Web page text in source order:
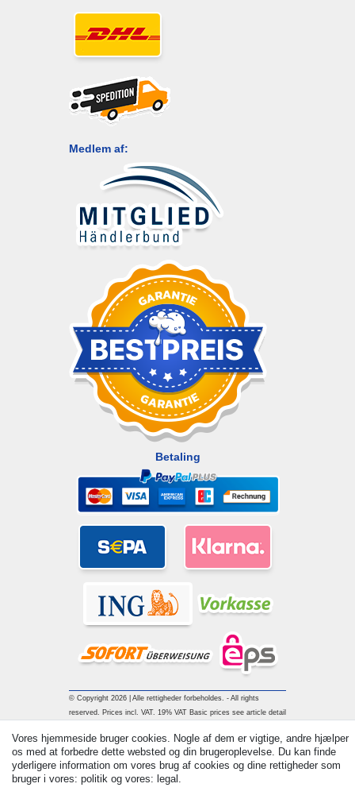
Medlem af:
Betaling
© Copyright 2026 | Alle rettigheder forbeholdes. - All rights
reserved. Prices incl. VAT. 19% VAT Basic prices see article detail
Vores hjemmeside bruger cookies. Nogle af dem er vigtige, andre hjælper
os med at forbedre dette websted og din brugeroplevelse. Du kan finde
yderligere information om vores brug af cookies og dine rettigheder som
bruger i vores: politik og vores: legal.
Withdraw from contract here Kontakt